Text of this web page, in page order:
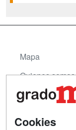
Mapa
Quienes somos
Tarifas
Cookies